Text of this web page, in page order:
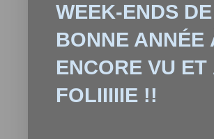
WEEK-ENDS
BONNE ANNÉE
ENCORE VU ET
FOLIIIIIE !!